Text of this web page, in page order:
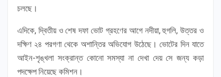
চলছে।
এদিকে, দ্বিতীয় ও শেষ দফা ভোট গ্রহণের আগে নদীয়া, হুগলি, উত্তর ও
দক্ষিণ ২৪ পরগণা থেকে অশান্তির অভিযোগ উঠেছে। ভোটের দিন যাতে
আইন-শৃঙ্খলা সংক্রান্ত কোনো সমস্যা না দেখা দেয় সে জন্য কড়া
পদক্ষেপ নিয়েছে কমিশন।